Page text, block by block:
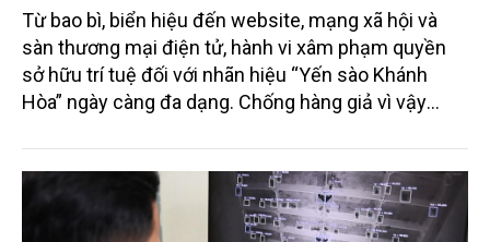
Từ bao bì, biển hiệu đến website, mạng xã hội và
sàn thương mại điện tử, hành vi xâm phạm quyền
sở hữu trí tuệ đối với nhãn hiệu “Yến sào Khánh
Hòa” ngày càng đa dạng. Chống hàng giả vì vậy
hiệu, mà còn liên quan trực tiếp đến quyền lợi người
tiêu dùng, trật tự thị trường và uy tín của sản phẩm
yến sào Việt Nam.